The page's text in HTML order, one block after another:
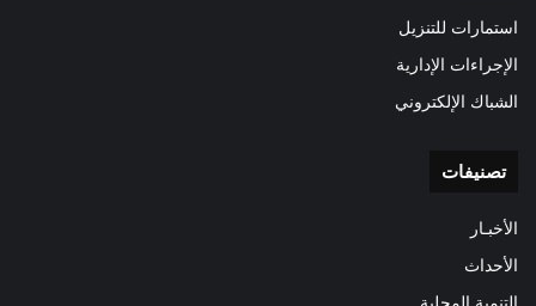
استمارات للتنزيل
الإجراءات الإدارية
الشباك الإلكتروني
تصنيفات
الأخبـار
الأحداث